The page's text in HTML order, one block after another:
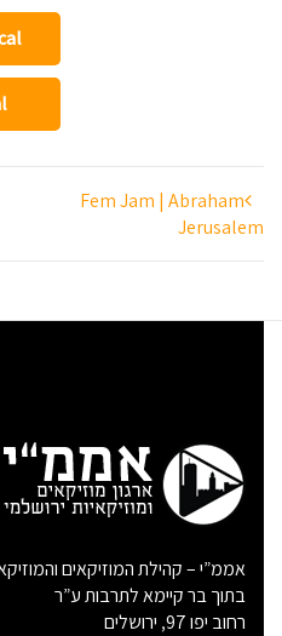
ניווט
Fem Jam | Abraham
Jerusalem
אממ”י – קהילת המוזיקאים
בתוך בר קיימא לתרבות ע”ר
רחוב יפו 97, ירושלים